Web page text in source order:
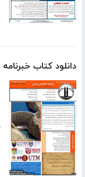
دانلود کتاب
۹